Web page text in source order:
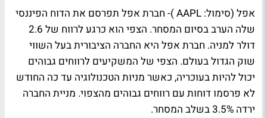
אפל (סימול: AAPL )- חברת אפל תפרסם את הדוח הפיננסי
שלה הערב בסיום המסחר. הצפי הוא כרגע לרווח של 2.6
דולר למניה. חברת אפל היא החברה הציבורית בעל השווי
שוק הגדול בעולם. הצפי של המשקיעים לרווחים גבוהים
יכול להיות בעוכריה, כאשר מניות הטכנולוגיה עד כה החודש
לא פרסמו דוחות עם רווחים גבוהים מהצפוי. מניית החברה
ירדה 3.5% בשלב המסחר.